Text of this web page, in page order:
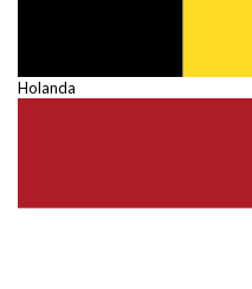
Holanda